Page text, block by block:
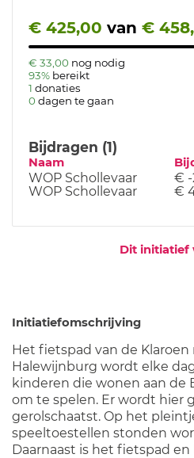
€ 425,00 van €
€ 33,00 nog nodig
93% bereikt
1 donaties
0 dagen te gaan
Bijdragen (1)
Naam
WOP Schollevaar € -
WOP Schollevaar
€
Dit initiatief
Initiatiefomschrijving
Het fietspad van de Klaroen
Halewijnburg wordt elke
kinderen die wonen aan de
om te spelen. Er wordt hier
gerolschaatst. Op het
speeltoestellen stonden
Daarnaast is het fietspad